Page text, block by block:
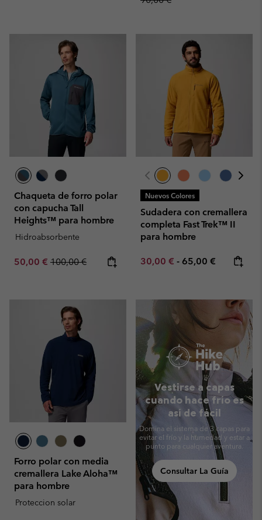
Chaqueta de forro polar
con capucha Tall
Heights™ para hombre
Hidroabsorbente
Sale price:
50,00 € Regular price:
100,00 €
Nuevos Colores
Sudadera con cremallera
completa Fast Trek™ II
para hombre
Minimum sale price:
30,00 € - Maximum price:
65,00 €
Forro polar con media
cremallera Lake Aloha™
para hombre
Proteccion solar
Vestirse a capas
cuando hace frío es
así de fácil
Domina el sistema de 3 capas para
evitar el frío y la humedad y estar a
punto para cualquier aventura.
Consultar La Guía